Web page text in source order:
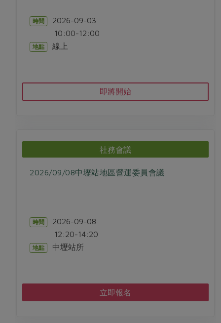
時間 2026-09-03
10:00-12:00
地點 線上
即將開始
社務會議
2026/09/08中壢站地區營運委員會議
時間 2026-09-08
12:20-14:20
地點 中壢站所
立即報名